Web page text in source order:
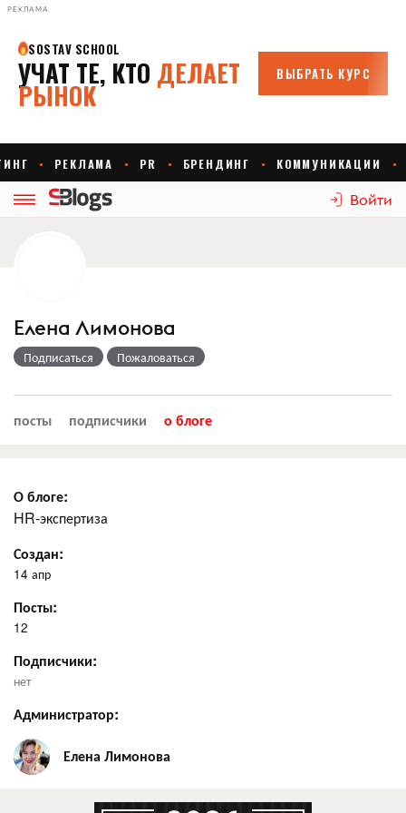
РЕКЛАМА
Войти
Елена Лимонова
Подписаться Пожаловаться
посты подписчики о блоге
О блоге:
HR-экспертиза
Создан:
14 апр
Посты:
12
Подписчики:
нет
Администратор:
Елена Лимонова